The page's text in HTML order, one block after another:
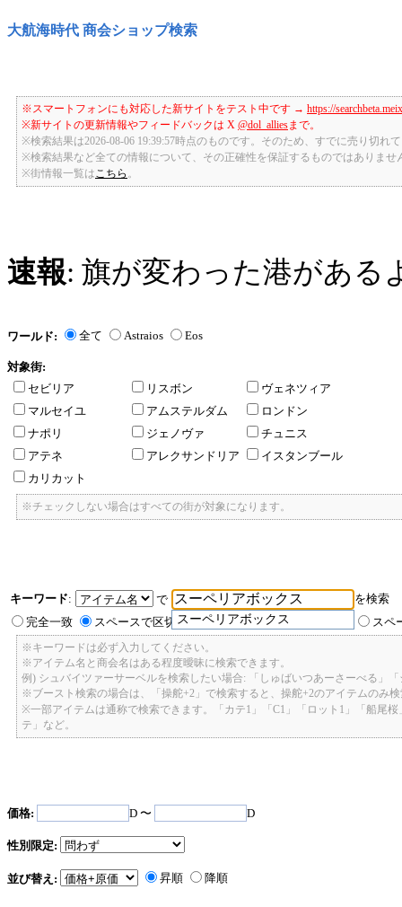
大航海時代 商会ショップ検索
※スマートフォンにも対応した新サイトをテスト中です → https://
※新サイトの更新情報やフィードバックは X @dol_alliesまで。
※検索結果は2026-08-06 19:39:57時点のものです。そのため、すでに売り切れ
※検索結果など全ての情報について、その正確性を保証するものではありませ
※街情報一覧は こちら
速報: 旗が変わった港がある
ワールド: 全て Astraios Eos
対象街:
セビリア
リスボン
ヴェネツィア
マルセイユ
アムステルダム
ロンドン
ナポリ
ジェノヴァ
チュニス
アテネ
アレクサンドリア
イスタンブール
カリカット
※チェックしない場合はすべての街が対象になります。
キーワード:
で
スーペリアボックス
を検索
完全一致
スペースで区切ったキーワードのいずれかを含む スペ
※キーワードは必ず入力してください。
※アイテム名と商会名はある程度曖昧に検索できます。
例) シュバイツァーサーベルを検索したい場合: 「しゅばいつあーさーべる」
※ブースト検索の場合は、「操舵+2」で検索すると、操舵+2のアイテムのみ
※一部アイテムは通称で検索できます。「カテ1」「C1」「ロット1」「船尾
テ」など。
価格: D 〜 D
性別限定:
並び替え: 昇順 降順